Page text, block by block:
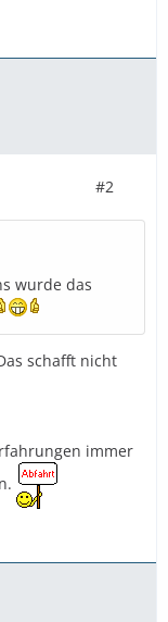
#2
wurde das
schafft nicht
immer